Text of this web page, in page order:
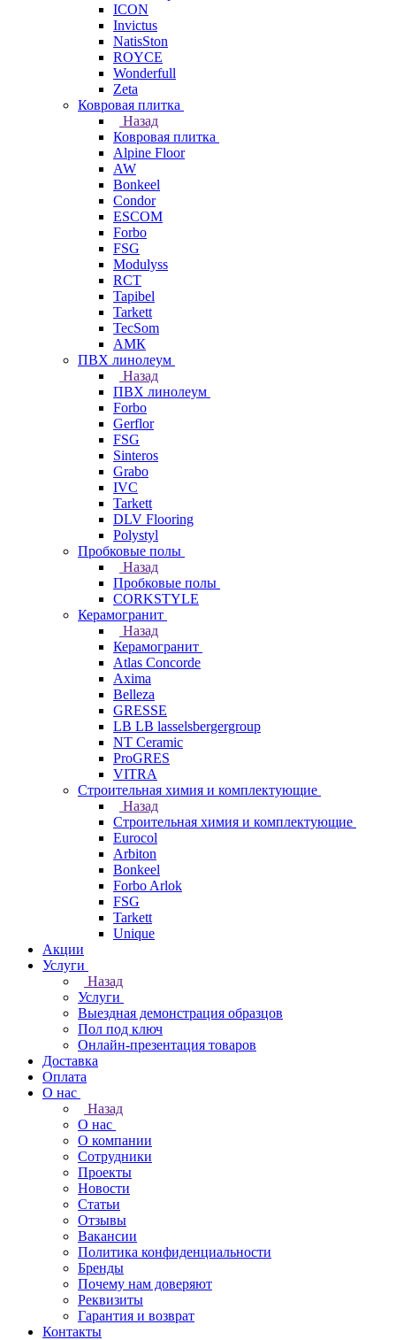
ICON
Invictus
NatisSton
ROYCE
Wonderfull
Zeta
Ковровая плитка
Назад
Ковровая плитка
Alpine Floor
AW
Bonkeel
Condor
ESCOM
Forbo
FSG
Modulyss
RCT
Tapibel
Tarkett
TecSom
АМК
ПВХ линолеум
Назад
ПВХ линолеум
Forbo
Gerflor
FSG
Sinteros
Grabo
IVC
Tarkett
DLV Flooring
Polystyl
Пробковые полы
Назад
Пробковые полы
CORKSTYLE
Керамогранит
Назад
Керамогранит
Atlas Concorde
Axima
Belleza
GRESSE
LB LB lasselsbergergroup
NT Ceramic
ProGRES
VITRA
Строительная химия и комплектующие
Назад
Строительная химия и комплектующие
Eurocol
Arbiton
Bonkeel
Forbo Arlok
FSG
Tarkett
Unique
Акции
Услуги
Назад
Услуги
Выездная демонстрация образцов
Пол под ключ
Онлайн-презентация товаров
Доставка
Оплата
О нас
Назад
О нас
О компании
Сотрудники
Проекты
Новости
Статьи
Отзывы
Вакансии
Политика конфиденциальности
Бренды
Почему нам доверяют
Реквизиты
Гарантия и возврат
Контакты